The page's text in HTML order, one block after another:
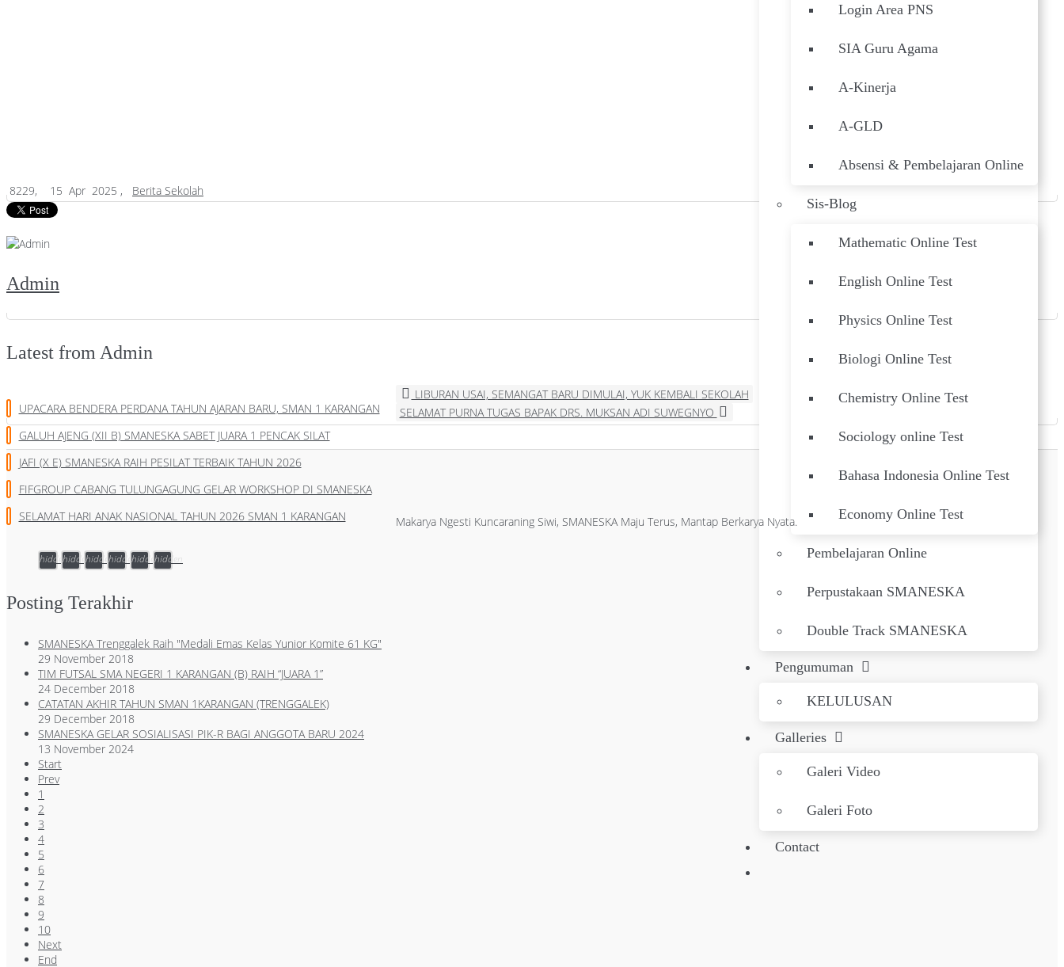
Login Area PNS
SIA Guru Agama
A-Kinerja
A-GLD
Absensi & Pembelajaran Online
Sis-Blog
Mathematic Online Test
English Online Test
Physics Online Test
Biologi Online Test
Chemistry Online Test
Sociology online Test
Bahasa Indonesia Online Test
Economy Online Test
Pembelajaran Online
Perpustakaan SMANESKA
Double Track SMANESKA
Pengumuman
KELULUSAN
Galleries
Galeri Video
Galeri Foto
Contact
8229, 15 Apr 2025 , Berita Sekolah
Admin
Latest from Admin
UPACARA BENDERA PERDANA TAHUN AJARAN BARU, SMAN 1 KARANGAN
GALUH AJENG (XII B) SMANESKA SABET JUARA 1 PENCAK SILAT
JAFI (X E) SMANESKA RAIH PESILAT TERBAIK TAHUN 2026
FIFGROUP CABANG TULUNGAGUNG GELAR WORKSHOP DI SMANESKA
SELAMAT HARI ANAK NASIONAL TAHUN 2026 SMAN 1 KARANGAN
LIBURAN USAI, SEMANGAT BARU DIMULAI, YUK KEMBALI SEKOLAH
SELAMAT PURNA TUGAS BAPAK DRS. MUKSAN ADI SUWEGNYO
Makarya Ngesti Kuncaraning Siwi, SMANESKA Maju Terus, Mantap Berkarya Nyata.
hiddenhiddenhiddenhiddenhiddenhidden
Posting Terakhir
SMANESKA Trenggalek Raih "Medali Emas Kelas Yunior Komite 61 KG"
29 November 2018
TIM FUTSAL SMA NEGERI 1 KARANGAN (B) RAIH “JUARA 1”
24 December 2018
CATATAN AKHIR TAHUN SMAN 1KARANGAN (TRENGGALEK)
29 December 2018
SMANESKA GELAR SOSIALISASI PIK-R BAGI ANGGOTA BARU 2024
13 November 2024
Start
Prev
1
2
3
4
5
6
7
8
9
10
Next
End